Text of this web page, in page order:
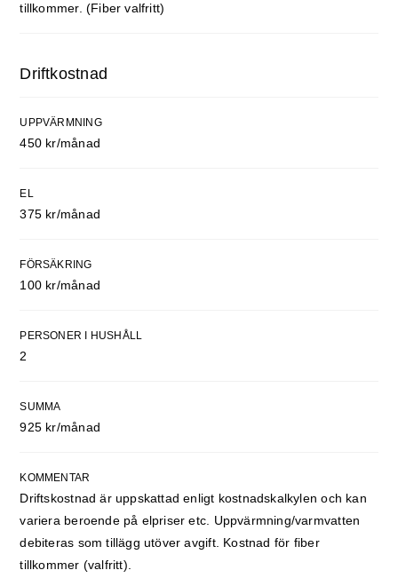
tillkommer. (Fiber valfritt)
Driftkostnad
UPPVÄRMNING
450 kr/månad
EL
375 kr/månad
FÖRSÄKRING
100 kr/månad
PERSONER I HUSHÅLL
2
SUMMA
925 kr/månad
KOMMENTAR
Driftskostnad är uppskattad enligt kostnadskalkylen och kan
variera beroende på elpriser etc. Uppvärmning/varmvatten
debiteras som tillägg utöver avgift. Kostnad för fiber
tillkommer (valfritt).